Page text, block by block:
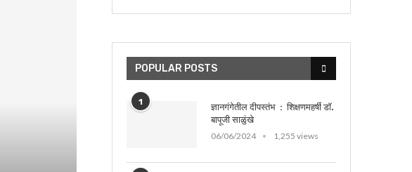
POPULAR POSTS
1
ज्ञानगंगेतील दीपस्तंभ : शिक्षणमहर्षी डॉ.
बापूजी साळुंखे
06/06/2024
1,255 views